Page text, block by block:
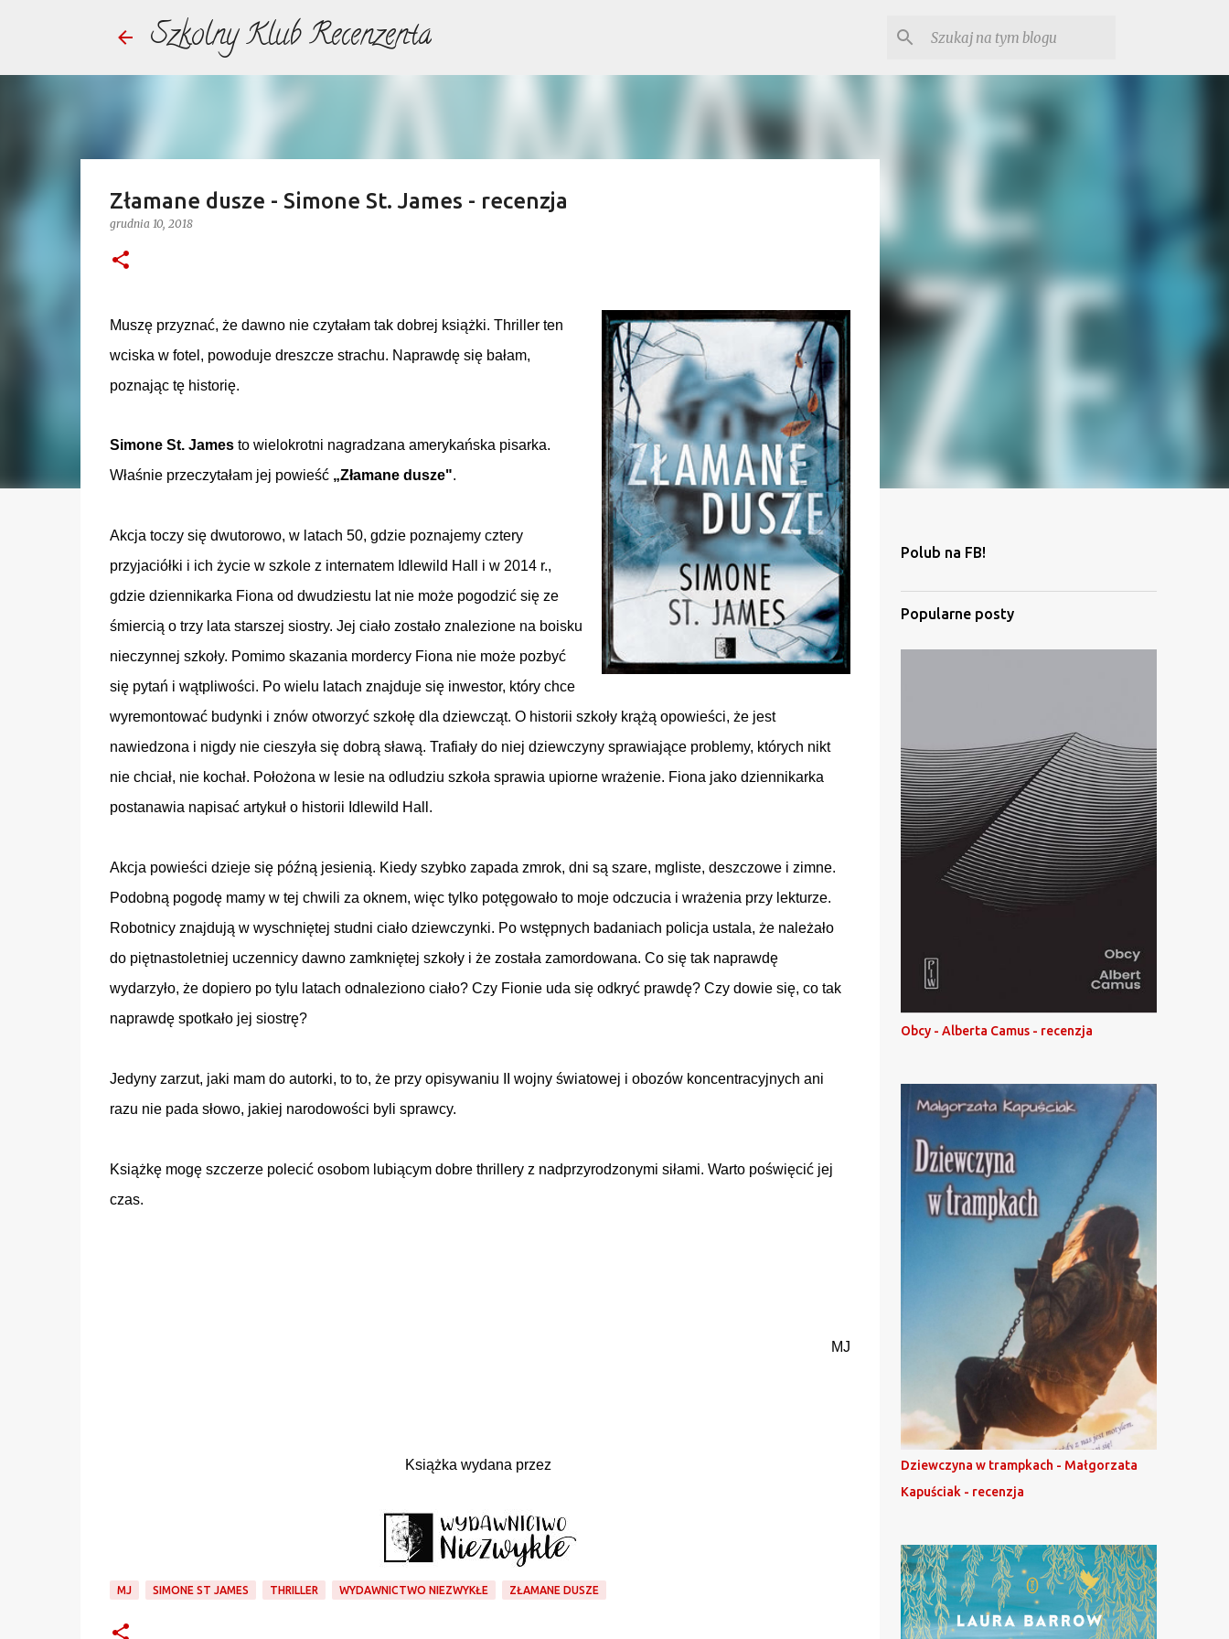
Szkolny Klub Recenzenta
Złamane dusze - Simone St. James - recenzja
grudnia 10, 2018
Muszę przyznać, że dawno nie czytałam tak dobrej książki. Thriller ten
wciska w fotel, powoduje dreszcze strachu. Naprawdę się bałam,
poznając tę historię.
Simone St. Jamesto wielokrotni nagradzana amerykańska pisarka.
Właśnie przeczytałam jej powieść „Złamane dusze".
Akcja toczy się dwutorowo, w latach 50, gdzie poznajemy cztery
przyjaciółki i ich życie w szkole z internatem Idlewild Hall i w 2014 r.,
gdzie dziennikarka Fiona od dwudziestu lat nie może pogodzić się ze
śmiercią o trzy lata starszej siostry. Jej ciało zostało znalezione na boisku
nieczynnej szkoły. Pomimo skazania mordercy Fiona nie może pozbyć
się pytań i wątpliwości. Po wielu latach znajduje się inwestor, który chce
wyremontować budynki i znów otworzyć szkołę dla dziewcząt. O historii szkoły krążą opowieści, że jest
nawiedzona i nigdy nie cieszyła się dobrą sławą. Trafiały do niej dziewczyny sprawiające problemy, których nikt
nie chciał, nie kochał. Położona w lesie na odludziu szkoła sprawia upiorne wrażenie. Fiona jako dziennikarka
postanawia napisać artykuł o historii Idlewild Hall.
Akcja powieści dzieje się późną jesienią. Kiedy szybko zapada zmrok, dni są szare, mgliste, deszczowe i zimne.
Podobną pogodę mamy w tej chwili za oknem, więc tylko potęgowało to moje odczucia i wrażenia przy lekturze.
Robotnicy znajdują w wyschniętej studni ciało dziewczynki. Po wstępnych badaniach policja ustala, że należało
do piętnastoletniej uczennicy dawno zamkniętej szkoły i że została zamordowana. Co się tak naprawdę
wydarzyło, że dopiero po tylu latach odnaleziono ciało? Czy Fionie uda się odkryć prawdę? Czy dowie się, co tak
naprawdę spotkało jej siostrę?
Jedyny zarzut, jaki mam do autorki, to to, że przy opisywaniu II wojny światowej i obozów koncentracyjnych ani
razu nie pada słowo, jakiej narodowości byli sprawcy.
Książkę mogę szczerze polecić osobom lubiącym dobre thrillery z nadprzyrodzonymi siłami. Warto poświęcić jej
czas.
MJ
Książka wydana przez
MJ SIMONE ST JAMES THRILLER WYDAWNICTWO NIEZWYKŁE ZŁAMANE DUSZE
Polub na FB!
Popularne posty
Obcy - Alberta Camus - recenzja
Dziewczyna w trampkach - Małgorzata
Kapuściak - recenzja